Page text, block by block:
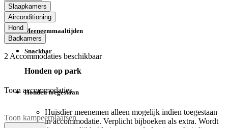
Bar
Meeneemmaaltijden
Snackbar
Honden op park
Honden toegestaan
Huisdier meenemen alleen mogelijk indien toegestaan
in accommodatie. Verplicht bijboeken als extra. Wordt
Slaapkamers
Airconditioning
Hond
Badkamers
2 Accommodaties beschikbaar
Toon accommodaties
Toon kampeerplaatsen